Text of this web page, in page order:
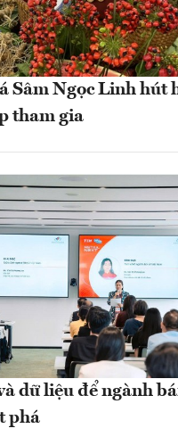
Sâm Ngọc Linh hút
tham gia
dữ liệu để ngành
phá